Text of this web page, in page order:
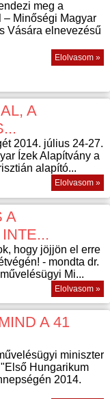
meg a
– Minőségi Magyar
Vására elnevezésű
Elolvasom »
A
2014. július 24-27.
Ízek Alapítvány a
alapító...
Elolvasom »
A
hogy jöjjön el erre
- mondta dr.
Mi...
Elolvasom »
A 41
miniszter
Hungarikum
2014.